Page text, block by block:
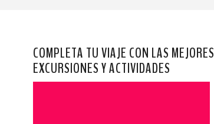
COMPLETA TU VIAJE CON LAS MEJORES
EXCURSIONES Y ACTIVIDADES